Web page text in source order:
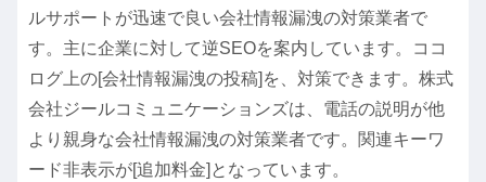
ルサポートが迅速で良い会社情報漏洩の対策業者で
す。主に企業に対して逆SEOを案内しています。ココ
ログ上の[会社情報漏洩の投稿]を、対策できます。株式
会社ジールコミュニケーションズは、電話の説明が他
より親身な会社情報漏洩の対策業者です。関連キーワ
ード非表示が[追加料金]となっています。